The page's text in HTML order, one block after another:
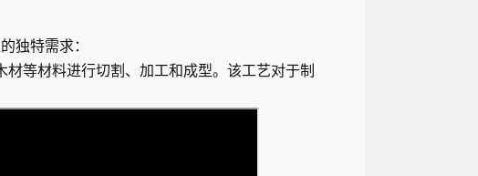
独特需求：
等材料进行切割、加工和成型。该工艺对于制